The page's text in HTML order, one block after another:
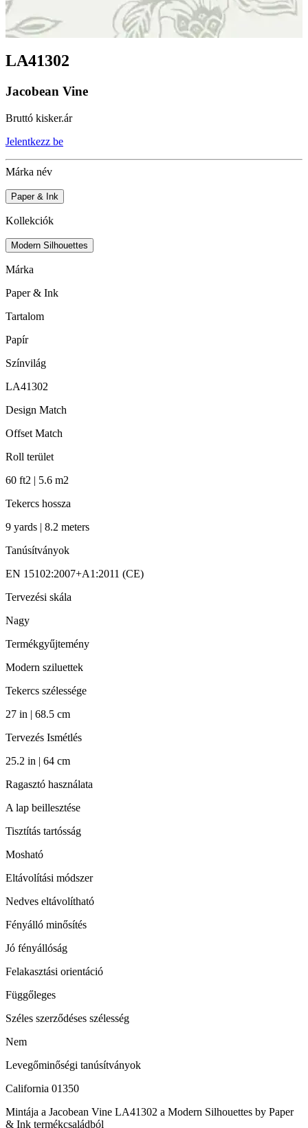
LA41302
Jacobean Vine
Bruttó kisker.ár
Jelentkezz be
Márka név
Paper & Ink
Kollekciók
Modern Silhouettes
Márka
Paper & Ink
Tartalom
Papír
Színvilág
LA41302
Design Match
Offset Match
Roll terület
60 ft2 | 5.6 m2
Tekercs hossza
9 yards | 8.2 meters
Tanúsítványok
EN 15102:2007+A1:2011 (CE)
Tervezési skála
Nagy
Termékgyűjtemény
Modern sziluettek
Tekercs szélessége
27 in | 68.5 cm
Tervezés Ismétlés
25.2 in | 64 cm
Ragasztó használata
A lap beillesztése
Tisztítás tartósság
Mosható
Eltávolítási módszer
Nedves eltávolítható
Fényálló minősítés
Jó fényállóság
Felakasztási orientáció
Függőleges
Széles szerződéses szélesség
Nem
Levegőminőségi tanúsítványok
California 01350
Mintája a Jacobean Vine LA41302 a Modern Silhouettes by Paper
& Ink termékcsaládból